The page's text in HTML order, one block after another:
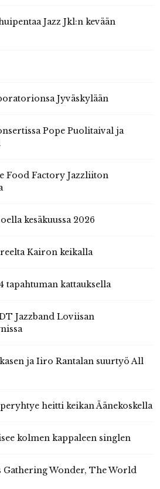
Jazz Jkl:n kevään
Jyväskylään
Pope Puolitaival ja
Food Factory Jazzliiton
kesäkuussa 2026
Kairon keikalla
tapahtuman kattauksella
Jazzband Loviisan
ja Iiro Rantalan suurtyö All
heitti keikan Äänekoskella
kolmen kappaleen singlen
Wonder, The World